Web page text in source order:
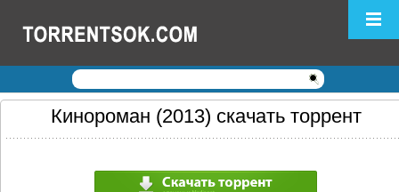
Логин: Пароль:
Забыли пароль?
Кинороман (2013) скачать торрент